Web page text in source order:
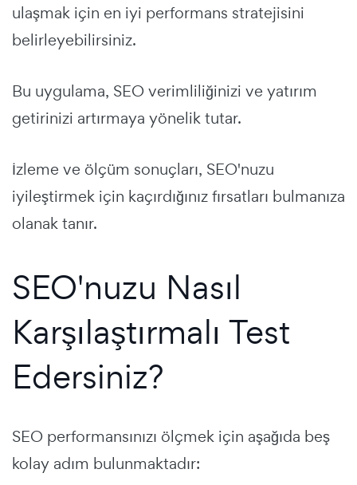
ulaşmak için en iyi performans stratejisini
belirleyebilirsiniz.
Bu uygulama, SEO verimliliğinizi ve yatırım
getirinizi artırmaya yönelik tutar.
İzleme ve ölçüm sonuçları, SEO'nuzu
iyileştirmek için kaçırdığınız fırsatları bulmanıza
olanak tanır.
SEO'nuzu Nasıl
Karşılaştırmalı Test
Edersiniz?
SEO performansınızı ölçmek için aşağıda beş
kolay adım bulunmaktadır: